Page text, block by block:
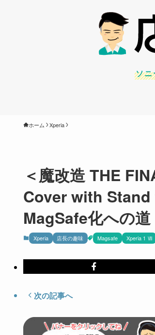
ソ
ホーム Xperia
＜魔改造 THE
Cover with Stand
MagSafe化への道
Xperia 店長の趣味 Magsafe Xperia 1 Ⅶ
次の記事へ